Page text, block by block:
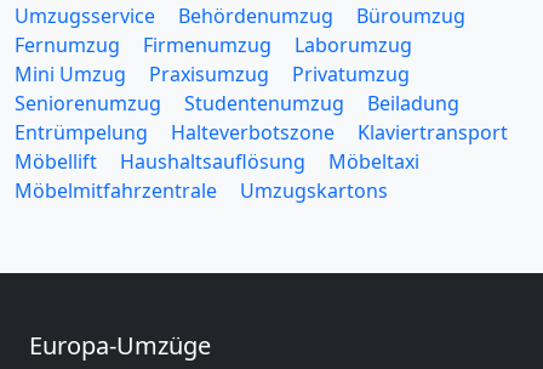
Umzugsservice Behördenumzug
Büroumzug
Fernumzug
Firmenumzug
Laborumzug
Mini Umzug
Praxisumzug
Privatumzug
Seniorenumzug
Studentenumzug
Beiladung
Entrümpelung
Halteverbotszone
Klaviertransport
Möbellift
Haushaltsauflösung
Möbeltaxi
Möbelmitfahrzentrale
Umzugskartons
Europa-Umzüge